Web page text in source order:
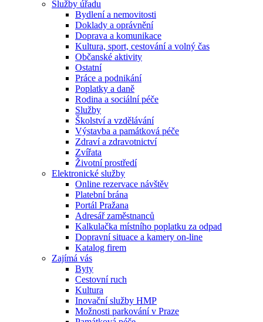
Služby úřadu
Bydlení a nemovitosti
Doklady a oprávnění
Doprava a komunikace
Kultura, sport, cestování a volný čas
Občanské aktivity
Ostatní
Práce a podnikání
Poplatky a daně
Rodina a sociální péče
Služby
Školství a vzdělávání
Výstavba a památková péče
Zdraví a zdravotnictví
Zvířata
Životní prostředí
Elektronické služby
Online rezervace návštěv
Platební brána
Portál Pražana
Adresář zaměstnanců
Kalkulačka místního poplatku za odpad
Dopravní situace a kamery on-line
Katalog firem
Zajímá vás
Byty
Cestovní ruch
Kultura
Inovační služby HMP
Možnosti parkování v Praze